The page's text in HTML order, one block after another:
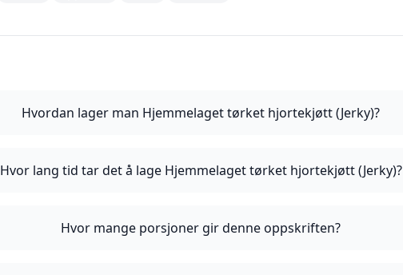
Hvordan lager man Hjemmelaget tørket hjortekjøtt (Jerky)?
Hvor lang tid tar det å lage Hjemmelaget tørket hjortekjøtt (Jerky)?
Hvor mange porsjoner gir denne oppskriften?